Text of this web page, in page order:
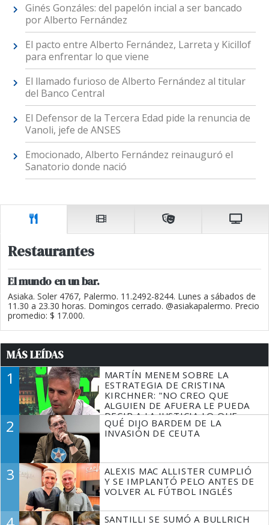
Ginés Gonzáles: del papelón incial a ser bancado
por Alberto Fernández
El pacto entre Alberto Fernández, Larreta y Kicillof
para enfrentar lo que viene
El llamado furioso de Alberto Fernández al titular
del Banco Central
El Defensor de la Tercera Edad pide la renuncia de
Vanoli, jefe de ANSES
Emocionado, Alberto Fernández reinauguró el
Sanatorio donde nació
Restaurantes
El mundo en un bar.
Asiaka. Soler 4767, Palermo. 11.2492-8244. Lunes a sábados de
11.30 a 23.30 horas. Domingos cerrado. @asiakapalermo. Precio
promedio: $ 17.000.
MÁS LEÍDAS
1
MARTÍN MENEM SOBRE LA
ESTRATEGIA DE CRISTINA
KIRCHNER: "NO CREO QUE
ALGUIEN DE AFUERA LE PUEDA
DECIR A LA JUSTICIA LO QUE
TIENE QUE HACER"
2
QUÉ DIJO BARDEM DE LA
INVASIÓN DE CEUTA
3
ALEXIS MAC ALLISTER CUMPLIÓ
Y SE IMPLANTÓ PELO ANTES DE
VOLVER AL FÚTBOL INGLÉS
SANTILLI SE SUMÓ A BULLRICH